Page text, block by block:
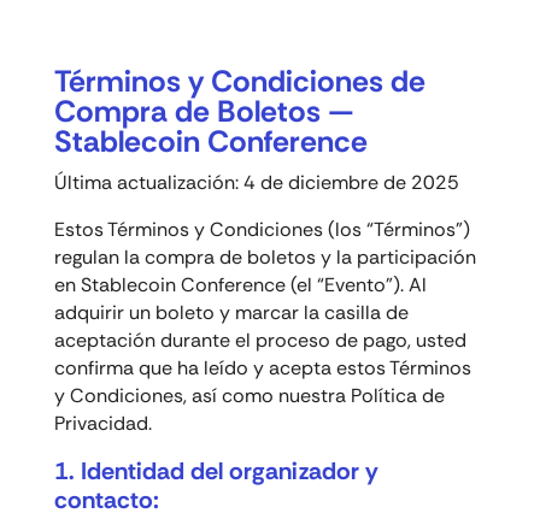
Términos y Condiciones de
Compra de Boletos —
Stablecoin Conference
Última actualización: 4 de diciembre de 2025
Estos Términos y Condiciones (los “Términos”)
regulan la compra de boletos y la participación
en Stablecoin Conference (el “Evento”). Al
adquirir un boleto y marcar la casilla de
aceptación durante el proceso de pago, usted
confirma que ha leído y acepta estos Términos
y Condiciones, así como nuestra Política de
Privacidad.
1. Identidad del organizador y
contacto: